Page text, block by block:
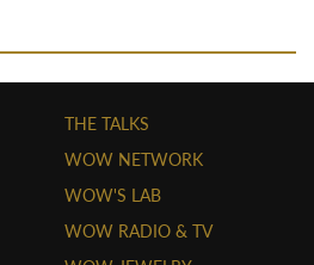
THE TALKS
WOW NETWORK
WOW'S LAB
WOW RADIO & TV